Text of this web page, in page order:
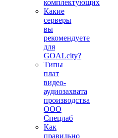
комплектующих
Какие
серверы
вы
рекомендуете
для
GOALcity?
Типы
плат
видео-
аудиозахвата
производства
ООО
Спецлаб
Как
правильно